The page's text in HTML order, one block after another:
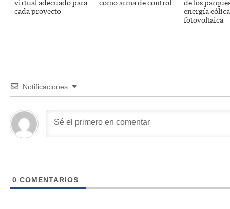
virtual adecuado para
cada proyecto
como arma de control
de los
energía
fotovoltaica
Notificaciones
0 COMENTARIOS